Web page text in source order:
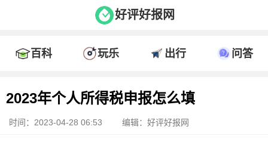
好评好报网
百科 玩乐 出行 问答
2023年个人所得税申报怎么填
时间：2023-04-28 06:53 编辑：好评好报网